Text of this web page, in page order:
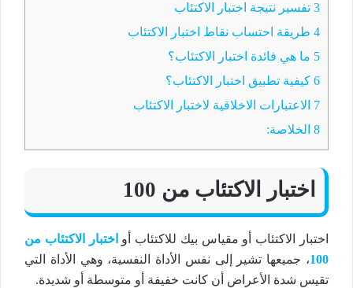
3 تفسير نتيجة اختبار الاكتئاب
4 طريقة احتساب نقاط اختبار الاكتئاب
5 ما هي فائدة اختبار الاكتئاب؟
6 كيفية تطبيق اختبار الاكتئاب؟
7 الاعتبارات الاخلاقية لاختبار الاكتئاب
8 الخلاصة:
اختبار الاكتئاب من 100
اختبار الاكتئاب أو مقياس بيك للاكتئاب أو اختبار الاكتئاب من
100، جميعها تشير إلى نفس الأداة النفسية، وهي الأداة التي
تقيس شدة الأعراض أن كانت خفيفة أو متوسطة أو شديدة.